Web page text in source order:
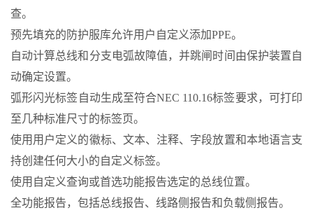
查。
预先填充的防护服库允许用户自定义添加PPE。
自动计算总线和分支电弧故障值，并跳闸时间由保护装置自
动确定设置。
弧形闪光标签自动生成至符合NEC 110.16标签要求，可打印
至几种标准尺寸的标签页。
使用用户定义的徽标、文本、注释、字段放置和本地语言支
持创建任何大小的自定义标签。
使用自定义查询或首选功能报告选定的总线位置。
全功能报告，包括总线报告、线路侧报告和负载侧报告。